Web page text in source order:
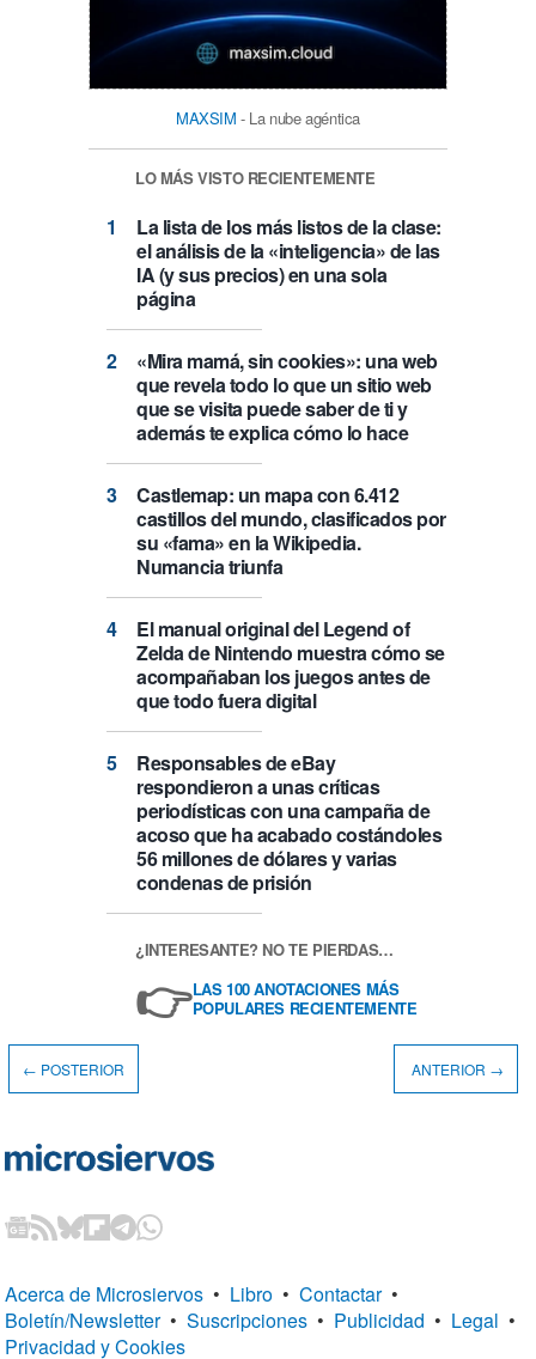
MAXSIM - La nube agéntica
LO MÁS VISTO RECIENTEMENTE
La lista de los más listos de la clase:
el análisis de la «inteligencia» de las
IA (y sus precios) en una sola
página
«Mira mamá, sin cookies»: una web
que revela todo lo que un sitio web
que se visita puede saber de ti y
además te explica cómo lo hace
Castlemap: un mapa con 6.412
castillos del mundo, clasificados por
su «fama» en la Wikipedia.
Numancia triunfa
El manual original del Legend of
Zelda de Nintendo muestra cómo se
acompañaban los juegos antes de
que todo fuera digital
Responsables de eBay
respondieron a unas críticas
periodísticas con una campaña de
acoso que ha acabado costándoles
56 millones de dólares y varias
condenas de prisión
¿INTERESANTE? NO TE PIERDAS…
👉LAS 100 ANOTACIONES MÁS
POPULARES RECIENTEMENTE
← POSTERIOR ANTERIOR →
Acerca de Microsiervos • Libro • Contactar •
Boletín/Newsletter • Suscripciones • Publicidad • Legal •
Privacidad y Cookies